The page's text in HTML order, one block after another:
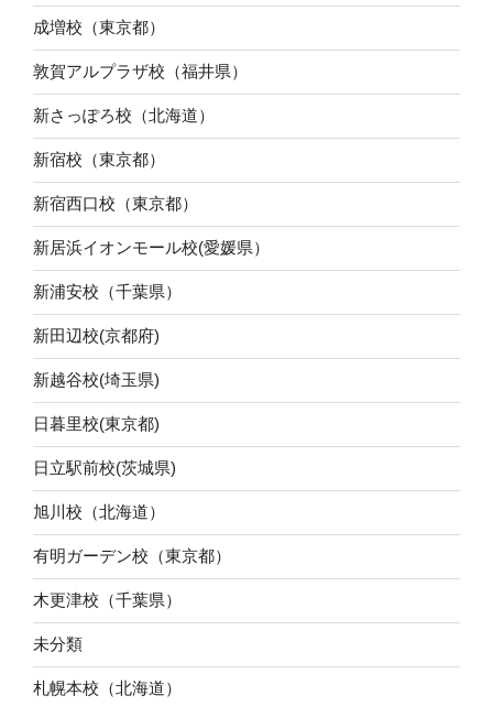
成増校（東京都）
敦賀アルプラザ校（福井県）
新さっぽろ校（北海道）
新宿校（東京都）
新宿西口校（東京都）
新居浜イオンモール校(愛媛県）
新浦安校（千葉県）
新田辺校(京都府)
新越谷校(埼玉県)
日暮里校(東京都)
日立駅前校(茨城県)
旭川校（北海道）
有明ガーデン校（東京都）
木更津校（千葉県）
未分類
札幌本校（北海道）